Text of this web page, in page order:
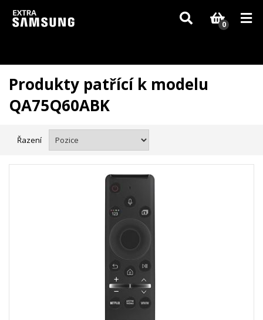
Vzhledem k aktuální situaci se může dodání dílů, které nejsou skladem,
zpozdit. Děkujeme za pochopení.
0
Produkty patřící k modelu
QA75Q60ABK
Řazení